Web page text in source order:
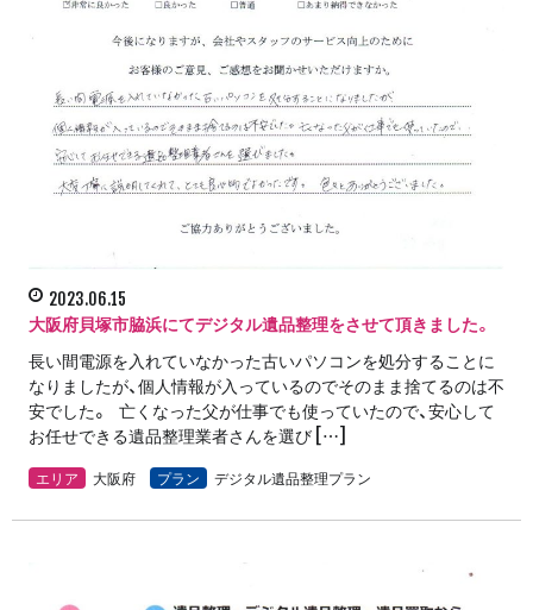
2023.06.15
大阪府貝塚市脇浜にてデジタル遺品整理をさせて頂きました。
長い間電源を入れていなかった古いパソコンを処分することに
なりましたが、個人情報が入っているのでそのまま捨てるのは不
安でした。 亡くなった父が仕事でも使っていたので、安心して
お任せできる遺品整理業者さんを選び […]
エリア 大阪府 プラン デジタル遺品整理プラン